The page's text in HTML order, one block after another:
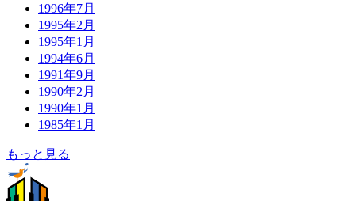
1996年7月
1995年2月
1995年1月
1994年6月
1991年9月
1990年2月
1990年1月
1985年1月
もっと見る